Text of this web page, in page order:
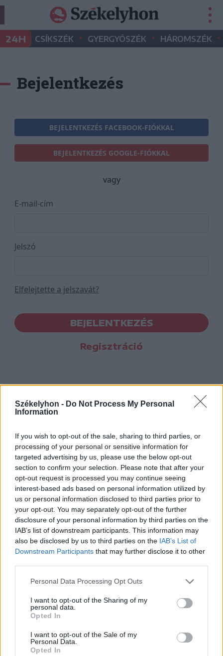
Székelyhon - Do Not Process My Personal
Information
If you wish to opt-out of the sale, sharing to third parties, or
processing of your personal or sensitive information for
targeted advertising by us, please use the below opt-out
section to confirm your selection. Please note that after your
opt-out request is processed you may continue seeing
interest-based ads based on personal information utilized by
us or personal information disclosed to third parties prior to
your opt-out. You may separately opt-out of the further
disclosure of your personal information by third parties on the
IAB’s list of downstream participants. This information may
also be disclosed by us to third parties on the IAB’s List of
Downstream Participants that may further disclose it to other
Personal Data Processing Opt Outs
I want to opt-out of the Sharing of my
personal data.
Opted In
I want to opt-out of the Sale of my
Personal Data.
Opted In
24H CSÍKSZÉK • GYERGYÓSZÉK • HÁROMSZÉK •
Bejelentkezés
BEJELENTKEZÉS FACEBOOK-FIÓKKAL
BEJELENTKEZÉS GOOGLE-FIÓKKAL
vagy
E-mail-cím
Jelszó
Elfelejtette a jelszavát?
BEJELENTKEZÉS
Regisztráció
Hasznos
Impresszum
Szerzői jogok
Adatvédelmi tájékoztató
Cookie-kezelési tájékoztató
Hozzászólási szabályzat
Nyomtatott lapjaink archívuma
Székely Hírmondó archívuma
Sütibeállítások